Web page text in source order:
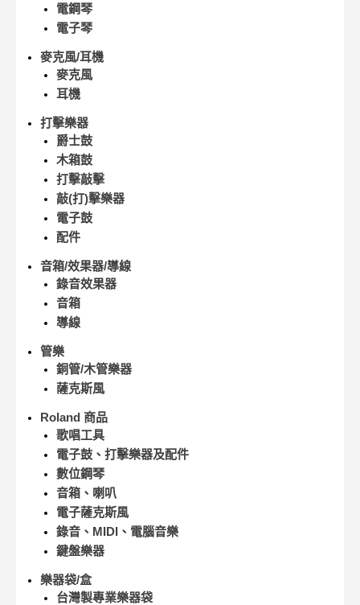
電鋼琴
電子琴
麥克風/耳機
麥克風
耳機
打擊樂器
爵士鼓
木箱鼓
打擊敲擊
敲(打)擊樂器
電子鼓
配件
音箱/效果器/導線
錄音效果器
音箱
導線
管樂
銅管/木管樂器
薩克斯風
Roland 商品
歌唱工具
電子鼓、打擊樂器及配件
數位鋼琴
音箱、喇叭
電子薩克斯風
錄音、MIDI、電腦音樂
鍵盤樂器
樂器袋/盒
台灣製專業樂器袋